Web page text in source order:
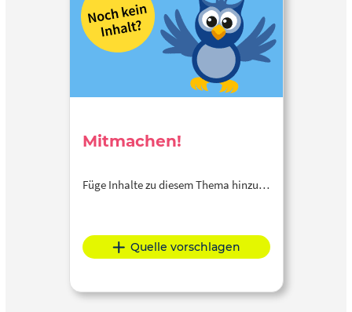
Mitmachen!
Füge Inhalte zu diesem Thema hinzu…
Quelle vorschlagen